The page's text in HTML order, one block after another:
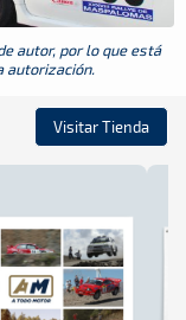
autor, por lo que está
autorización.
Visitar Tienda